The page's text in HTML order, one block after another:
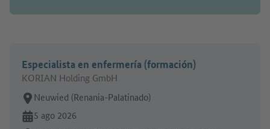
Especialista en enfermería (formación)
KORIAN Holding GmbH
Lugar de trabajo:
Neuwied (Renania-Palatinado)
En línea desde:
5 ago 2026